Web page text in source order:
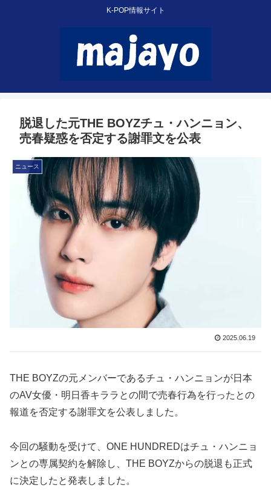
K-POP情報サイト
脱退した元THE BOYZチュ・ハンニョン、
売春疑惑を否定する謝罪文を公表
ニュース
2025.06.19
THE BOYZの元メンバーであるチュ・ハンニョンが日本
のAV女優・明日香キララとの間で売春行為を行ったとの
報道を否定する謝罪文を公表しました。
今回の騒動を受けて、ONE HUNDREDはチュ・ハンニョ
ンとの専属契約を解除し、THE BOYZからの脱退も正式
に決定したと発表しました。